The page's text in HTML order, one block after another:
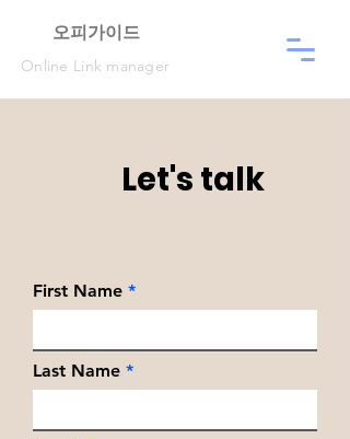
​오피가이드
Online Link manager
Let's talk
First Name
Last Name